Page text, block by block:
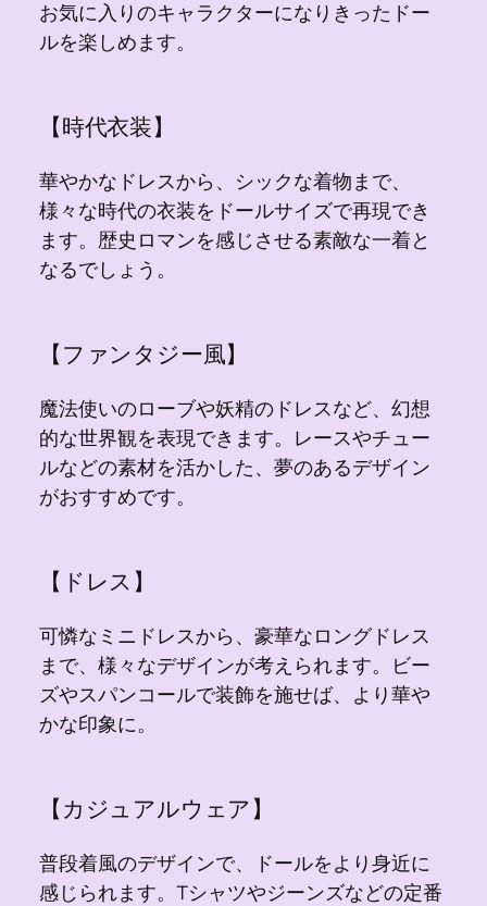
お気に入りのキャラクターになりきったドー
ルを楽しめます。
【時代衣装】
華やかなドレスから、シックな着物まで、
様々な時代の衣装をドールサイズで再現でき
ます。歴史ロマンを感じさせる素敵な一着と
なるでしょう。
【ファンタジー風】
魔法使いのローブや妖精のドレスなど、幻想
的な世界観を表現できます。レースやチュー
ルなどの素材を活かした、夢のあるデザイン
がおすすめです。
【ドレス】
可憐なミニドレスから、豪華なロングドレス
まで、様々なデザインが考えられます。ビー
ズやスパンコールで装飾を施せば、より華や
かな印象に。
【カジュアルウェア】
普段着風のデザインで、ドールをより身近に
感じられます。Tシャツやジーンズなどの定番